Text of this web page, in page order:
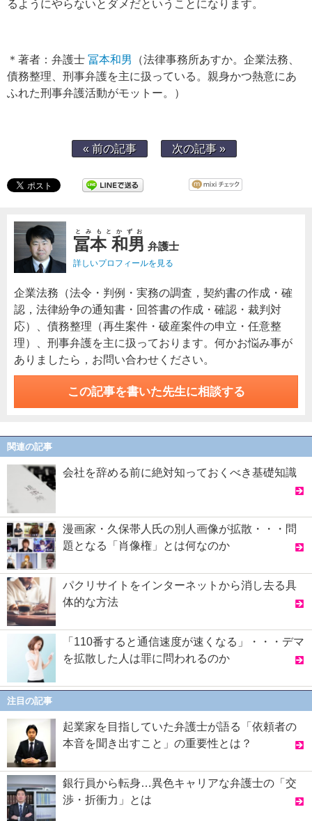
るようにやらないとダメだということになります。
＊著者：弁護士 冨本和男
（法律事務所あすか。企業法務、
債務整理、刑事弁護を主に扱っている。親身かつ熱意にあ
ふれた刑事弁護活動がモットー。）
« 前の記事 次の記事 »
冨本 和男
とみもとかずお
弁護士
詳しいプロフィールを見る
企業法務（法令・判例・実務の調査，契約書の作成・確
認，法律紛争の通知書・回答書の作成・確認・裁判対
応）、債務整理（再生案件・破産案件の申立・任意整
理）、刑事弁護を主に扱っております。何かお悩み事が
ありましたら，お問い合わせください。
この記事を書いた先生に相談する
関連の記事
会社を辞める前に絶対知っておくべき基礎知識
漫画家・久保帯人氏の別人画像が拡散・・・問
題となる「肖像権」とは何なのか
パクリサイトをインターネットから消し去る具
体的な方法
「110番すると通信速度が速くなる」・・・デマ
を拡散した人は罪に問われるのか
注目の記事
起業家を目指していた弁護士が語る「依頼者の
本音を聞き出すこと」の重要性とは？
銀行員から転身…異色キャリアな弁護士の「交
渉・折衝力」とは